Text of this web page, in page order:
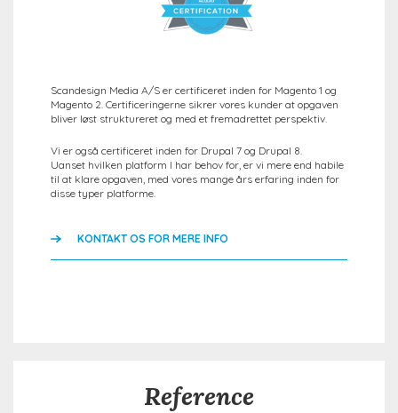
Scandesign Media A/S er certificeret inden for Magento 1 og
Magento 2. Certificeringerne sikrer vores kunder at opgaven
bliver løst struktureret og med et fremadrettet perspektiv.
Vi er også certificeret inden for Drupal 7 og Drupal 8.
Uanset hvilken platform I har behov for, er vi mere end habile
til at klare opgaven, med vores mange års erfaring inden for
disse typer platforme.
KONTAKT OS FOR MERE INFO
Reference